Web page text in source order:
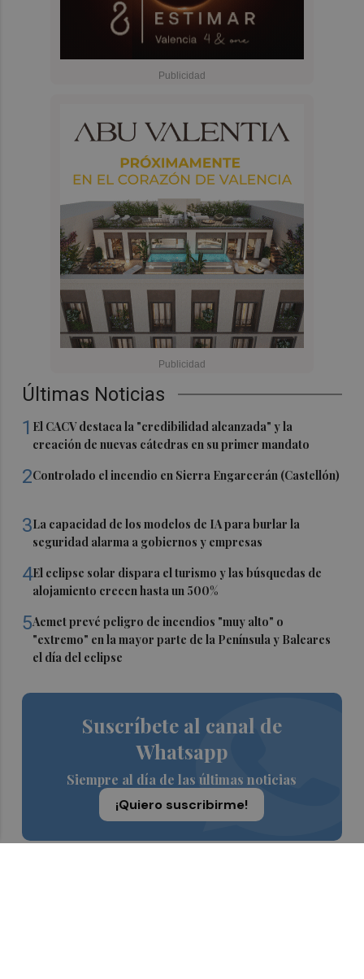
Últimas Noticias
1 El CACV destaca la "credibilidad alcanzada" y la
creación de nuevas cátedras en su primer mandato
2Controlado el incendio en Sierra Engarcerán (Castellón)
3La capacidad de los modelos de IA para burlar la
seguridad alarma a gobiernos y empresas
4El eclipse solar dispara el turismo y las búsquedas de
alojamiento crecen hasta un 500%
5Aemet prevé peligro de incendios "muy alto" o
"extremo" en la mayor parte de la Península y Baleares
el día del eclipse
Suscríbete al canal de
Whatsapp
Siempre al día de las últimas noticias
¡Quiero suscribirme!